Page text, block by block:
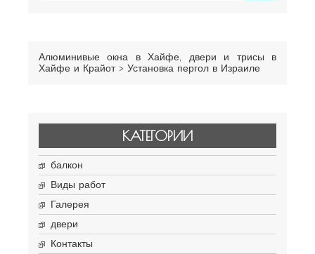
Алюминивые окна в Хайфе, двери и трисы в
Хайфе и Крайот> Установка пергол в Израиле
КАТЕГОРИИ
балкон
Виды работ
Галерея
двери
Контакты